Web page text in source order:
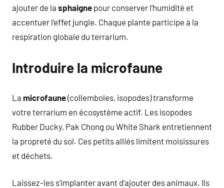
ajouter de la sphaigne pour conserver l’humidité et
accentuer l’effet jungle. Chaque plante participe à la
respiration globale du terrarium.
Introduire la microfaune
La microfaune(collemboles, isopodes) transforme
votre terrarium en écosystème actif. Les isopodes
Rubber Ducky, Pak Chong ou White Shark entretiennent
la propreté du sol. Ces petits alliés limitent moisissures
et déchets.
Laissez-les s’implanter avant d’ajouter des animaux. Ils